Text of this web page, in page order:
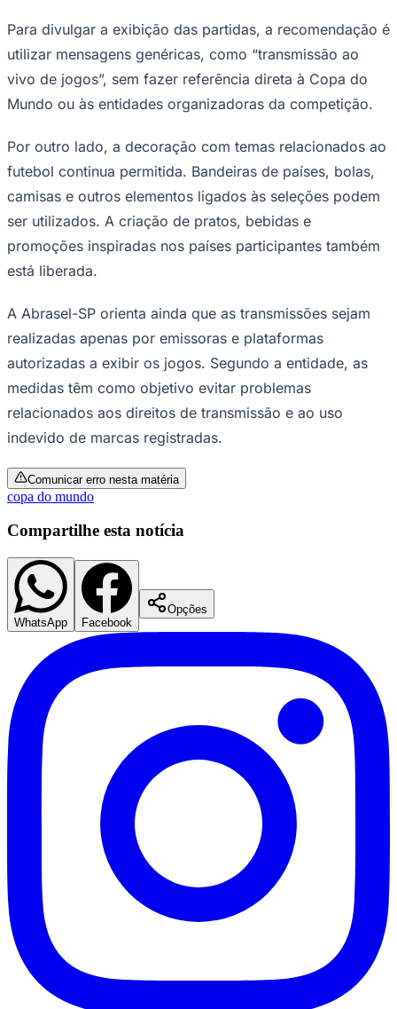
Corinthians
Para divulgar a exibição das partidas, a recomendação é
utilizar mensagens genéricas, como “transmissão ao
vivo de jogos”, sem fazer referência direta à Copa do
Mundo ou às entidades organizadoras da competição.
Por outro lado, a decoração com temas relacionados ao
futebol continua permitida. Bandeiras de países, bolas,
camisas e outros elementos ligados às seleções podem
ser utilizados. A criação de pratos, bebidas e
promoções inspiradas nos países participantes também
está liberada.
A Abrasel-SP orienta ainda que as transmissões sejam
realizadas apenas por emissoras e plataformas
autorizadas a exibir os jogos. Segundo a entidade, as
medidas têm como objetivo evitar problemas
relacionados aos direitos de transmissão e ao uso
indevido de marcas registradas.
Comunicar erro nesta matéria
copa do mundo
Compartilhe esta notícia
WhatsApp Facebook
Opções